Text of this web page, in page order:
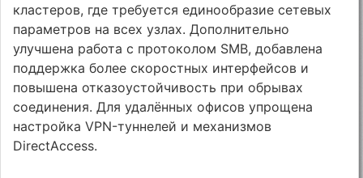
кластеров, где требуется единообразие сетевых
параметров на всех узлах. Дополнительно
улучшена работа с протоколом SMB, добавлена
поддержка более скоростных интерфейсов и
повышена отказоустойчивость при обрывах
соединения. Для удалённых офисов упрощена
настройка VPN-туннелей и механизмов
DirectAccess.